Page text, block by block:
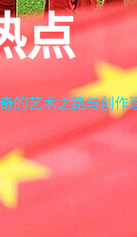
点
的艺术之路与创作